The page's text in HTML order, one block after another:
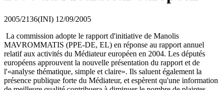
2005/2136(INI) 12/09/2005
La commission adopte le rapport d'initiative de Manolis
MAVROMMATIS (PPE-DE, EL) en réponse au rapport annuel
relatif aux activités du Médiateur européen en 2004. Les députés
européens approuvent la nouvelle présentation du rapport et de
l'«analyse thématique, simple et claire». Ils saluent également la
présence publique forte du Médiateur, et espèrent qu'une information